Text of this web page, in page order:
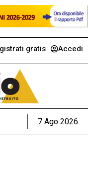
gratis Accedi
7 Ago 2026